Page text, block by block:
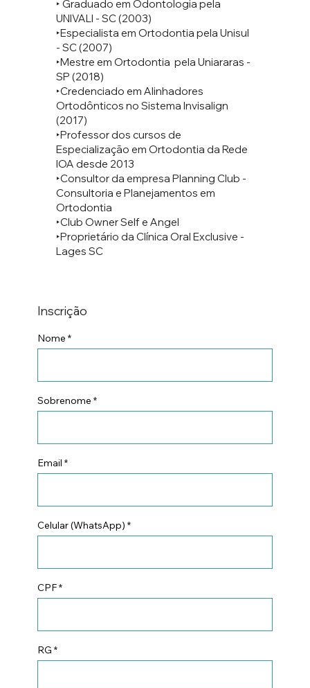
‣ Graduado em Odontologia pela
UNIVALI - SC (2003)
‣Especialista em Ortodontia pela Unisul
- SC (2007)
‣Mestre em Ortodontia pela Uniararas -
SP (2018)
‣Credenciado em Alinhadores
Ortodônticos no Sistema Invisalign
(2017)
‣Professor dos cursos de
Especialização em Ortodontia da Rede
IOA desde 2013
‣Consultor da empresa Planning Club -
Consultoria e Planejamentos em
Ortodontia
‣Club Owner Self e Angel
‣Proprietário da Clínica Oral Exclusive -
Lages SC
Inscrição
Nome
Sobrenome
Email
Celular (WhatsApp)
CPF
RG